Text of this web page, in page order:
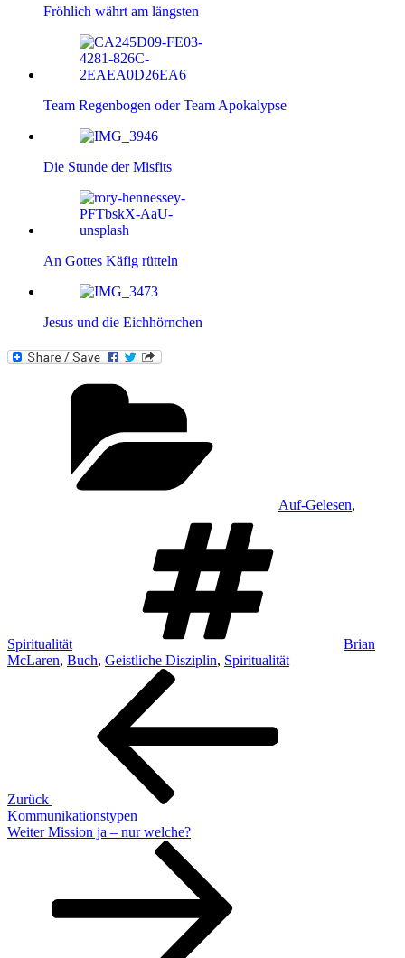
Fröhlich währt am längsten
Team Regenbogen oder Team Apokalypse
Die Stunde der Misfits
An Gottes Käfig rütteln
Jesus und die Eichhörnchen
Auf-Gelesen,
Spiritualität
Brian
McLaren, Buch, Geistliche Disziplin, Spiritualität
Beitragsnavigation
Zurück
Kommunikationstypen
Nächster
Weiter Mission ja – nur welche?